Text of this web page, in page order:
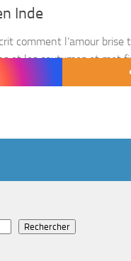
Inde
comment l’amour brise
et les coutumes et met
, C’est le cas de l’héros
Rechercher